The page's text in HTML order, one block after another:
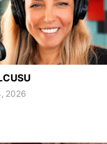
2026